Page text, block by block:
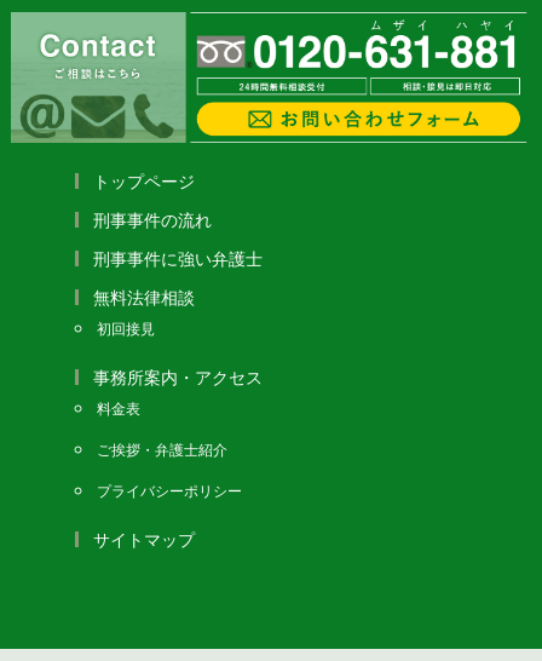
トップページ
刑事事件の流れ
刑事事件に強い弁護士
無料法律相談
初回接見
事務所案内・アクセス
料金表
ご挨拶・弁護士紹介
プライバシーポリシー
サイトマップ